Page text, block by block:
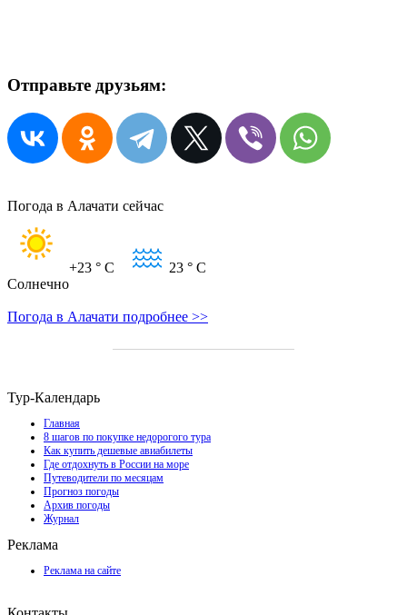
Отправьте друзьям:
Погода в Алачати сейчас
+23 ° C 23 ° C
Солнечно
Погода в Алачати подробнее >>
Тур-Календарь
Главная
8 шагов по покупке недорогого тура
Как купить дешевые авиабилеты
Где отдохнуть в России на море
Путеводители по месяцам
Прогноз погоды
Архив погоды
Журнал
Реклама
Реклама на сайте